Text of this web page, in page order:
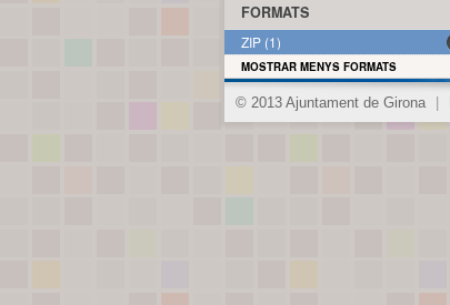
FORMATS
ZIP (1)
MOSTRAR MENYS FORMATS
© 2013 Ajuntament de Girona